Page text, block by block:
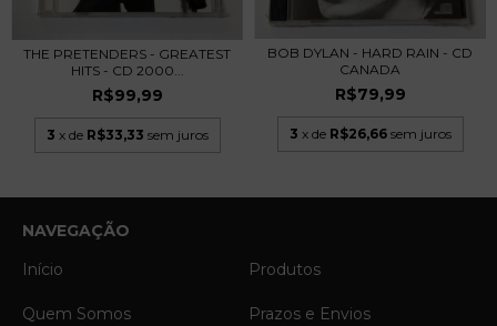
THE PRETENDERS - GREATEST
HITS - CD 2000...
R$99,99
3 x de R$33,33 sem juros
BOB DYLAN - HARD RAIN - CD
CANADA
R$79,99
3 x de R$26,66 sem juros
NAVEGAÇÃO
Início
Produtos
Quem Somos Prazos e Envios